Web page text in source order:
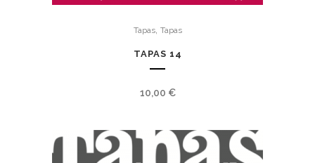
Tapas, Tapas
TAPAS 14
10,00 €